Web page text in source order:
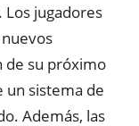
jugadores
de su próximo
un sistema de
Además, las